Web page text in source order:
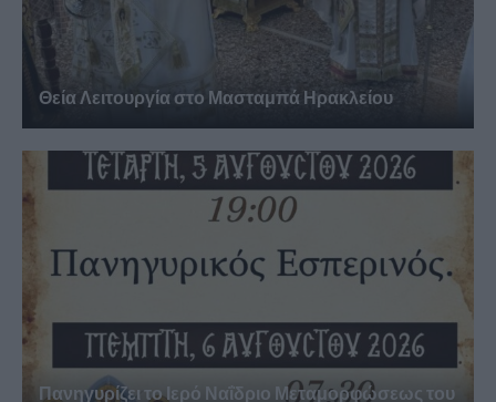
Θεία Λειτουργία στο Μασταμπά Ηρακλείου
Πανηγυρίζει το Ιερό Ναΐδριο Μεταμορφώσεως του